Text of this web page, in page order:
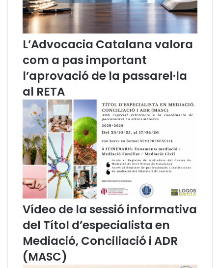
P
e
n
a
t
i
r
i
m
i
o
g
i
a
t
i
n
g
u
n
a
g
L’Advocacia Catalana valora
com a pas important
l’aprovació de la passarel·la
al RETA
Vídeo de la sessió informativa
del Títol d’especialista en
Mediació, Conciliació i ADR
(MASC)